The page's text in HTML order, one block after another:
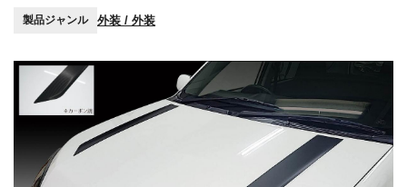
製品ジャンル 外装 / 外装